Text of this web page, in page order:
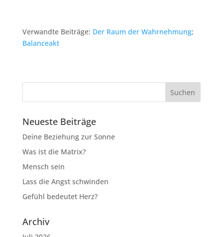
Verwandte Beiträge: Der Raum der Wahrnehmung;
Balanceakt
Neueste Beiträge
Deine Beziehung zur Sonne
Was ist die Matrix?
Mensch sein
Lass die Angst schwinden
Gefühl bedeutet Herz?
Archiv